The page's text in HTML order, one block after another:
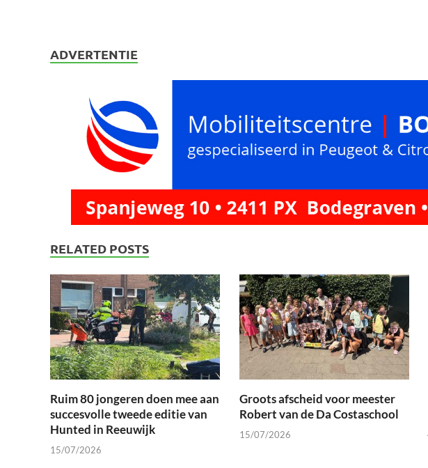
ADVERTENTIE
RELATED POSTS
Ruim 80 jongeren doen mee aan
succesvolle tweede editie van
Hunted in Reeuwijk
15/07/2026
Groots afscheid voor meester
Robert van de Da Costaschool
15/07/2026